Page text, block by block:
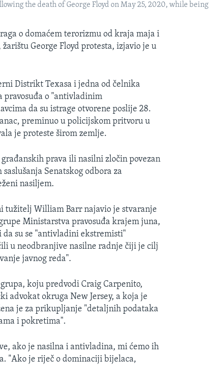
the death of George Floyd on May 25, 2020, while being
o domaćem terorizmu od kraja maja i
George Floyd protesta, izjavio je u
Distrikt Texasa i jedna od čelnika
pravosuđa o "antivladinim
da su istrage otvorene poslije 28.
preminuo u policijskom pritvoru u
je proteste širom zemlje.
prava ili nasilni zločin povezan
Senatskog odbora za
nasiljem.
tužitelj William Barr najavio je stvaranje
Ministarstva pravosuđa krajem juna,
da su se "antivladini ekstremisti"
u neodbranjive nasilne radnje čiji je cilj
javnog reda".
koju predvodi Craig Carpenito,
advokat okruga New Jersey, a koja je
je za prikupljanje "detaljnih podataka
i pokretima".
ako je nasilna i antivladina, mi ćemo ih
"Ako je riječ o dominaciji bijelaca,